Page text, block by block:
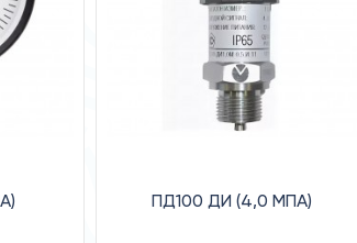
ПД100 ДИ (4,0 МПА)